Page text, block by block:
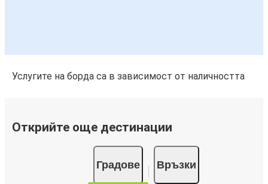
Услугите на борда са в зависимост от наличността
Открийте още дестинации
Градове Връзки